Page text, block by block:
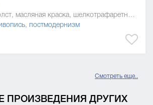
140 x 230 см, холст, масляная краска, шелкотрафаретная краска, шелкотрафаретная краска
, постмодернизм
Смотреть еще..
ПРОИЗВЕДЕНИЯ ДРУГИХ